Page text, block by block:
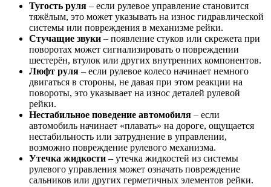
Тугость руля – если рулевое управление становится
тяжёлым, это может указывать на износ гидравлической
системы или повреждения в механизме рейки.
Стучащие звуки – появление стуков или скрежета при
поворотах может сигнализировать о повреждении
шестерён, втулок или других внутренних компонентов.
Люфт руля – если рулевое колесо начинает немного
двигаться в стороны, не давая при этом реакции на
повороты, это указывает на износ деталей рулевой
рейки.
Нестабильное поведение автомобиля – если
автомобиль начинает «плавать» на дороге, ощущается
нестабильность или затруднение в управлении,
возможно повреждение рулевого механизма.
Утечка жидкости – утечка жидкостей из системы
рулевого управления может означать повреждение
сальников или других герметичных элементов рейки.